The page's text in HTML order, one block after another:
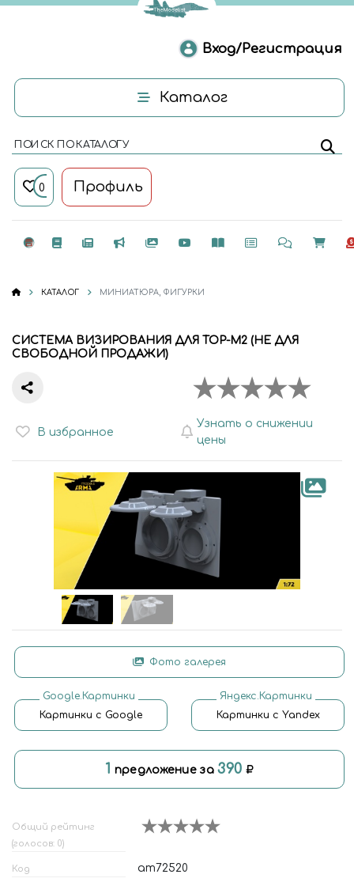
Вход/Регистрация
Каталог
ПОИСК ПО КАТАЛОГУ
0 Профиль
КАТАЛОГ МИНИАТЮРА, ФИГУРКИ
СИСТЕМА ВИЗИРОВАНИЯ ДЛЯ ТОР-М2 (НЕ ДЛЯ
СВОБОДНОЙ ПРОДАЖИ)
В избранное
Узнать о снижении
цены
Фото галерея
Google.Картинки
Картинки с Google
Яндекс.Картинки
Картинки с Yandex
1 предложение за390
Общий рейтинг
(голосов: 0)
Код am72520